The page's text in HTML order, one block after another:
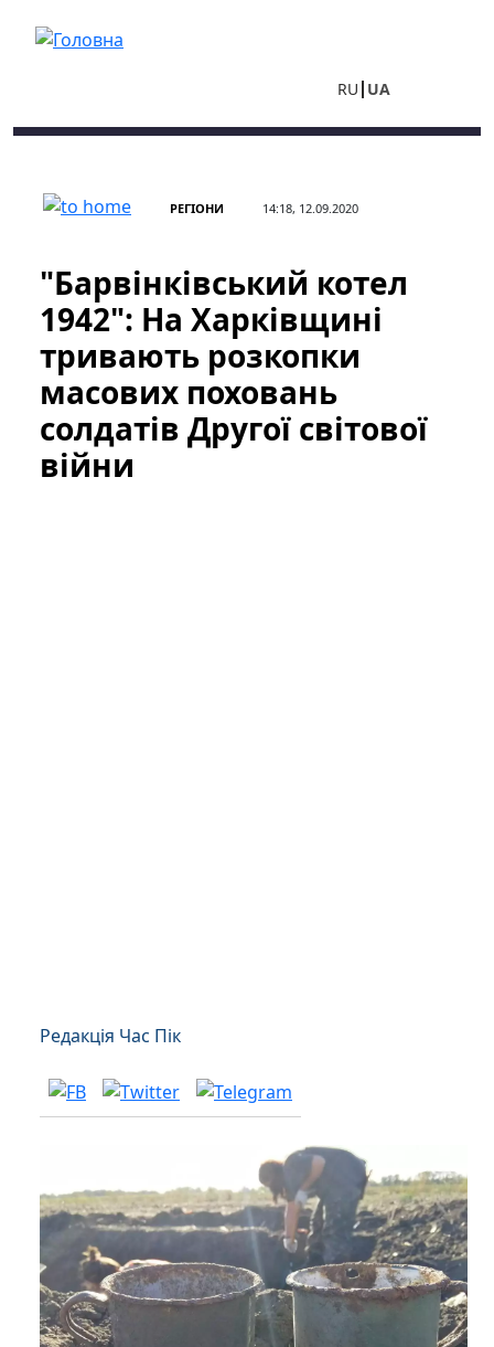
RU UA
РЕГІОНИ 14:18, 12.09.2020
"Барвінківський котел
1942": На Харківщині
тривають розкопки
масових поховань
солдатів Другої світової
війни
Редакція Час Пік